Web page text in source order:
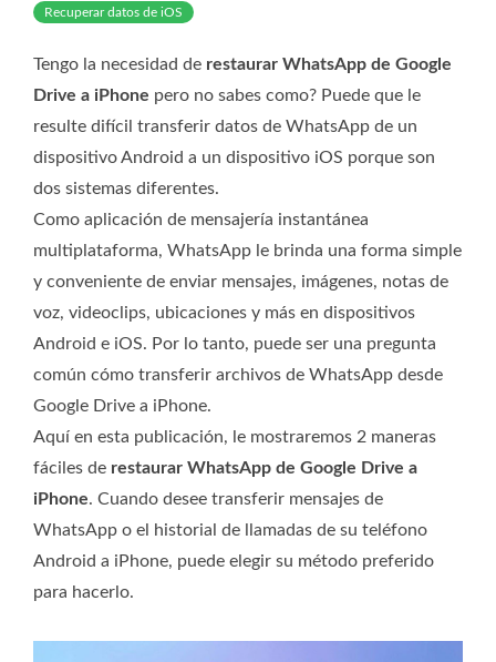
Recuperar datos de iOS
Tengo la necesidad de restaurar WhatsApp de Google
Drive a iPhone pero no sabes como? Puede que le
resulte difícil transferir datos de WhatsApp de un
dispositivo Android a un dispositivo iOS porque son
dos sistemas diferentes.
Como aplicación de mensajería instantánea
multiplataforma, WhatsApp le brinda una forma simple
y conveniente de enviar mensajes, imágenes, notas de
voz, videoclips, ubicaciones y más en dispositivos
Android e iOS. Por lo tanto, puede ser una pregunta
común cómo transferir archivos de WhatsApp desde
Google Drive a iPhone.
Aquí en esta publicación, le mostraremos 2 maneras
fáciles de restaurar WhatsApp de Google Drive a
iPhone. Cuando desee transferir mensajes de
WhatsApp o el historial de llamadas de su teléfono
Android a iPhone, puede elegir su método preferido
para hacerlo.